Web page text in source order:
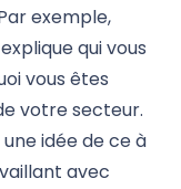
exemple,
qui vous
vous êtes
votre secteur.
idée de ce à
avec